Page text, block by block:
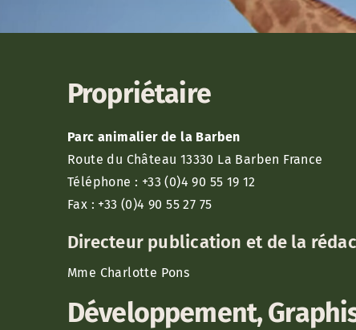
Propriétaire
Parc animalier de la Barben
Route du Château 13330 La Barben France
Téléphone : +33 (0)4 90 55 19 12
Fax : +33 (0)4 90 55 27 75
Directeur publication et de la
Mme Charlotte Pons
Développement,